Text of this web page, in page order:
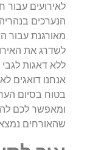
לאירועים עבור
הנערכים
מאורגנת עבור
לשדרג את
ללא דאגות
אנחנו דואגים
בטוח בסיום
ומאפשר לכם
שהאורחים